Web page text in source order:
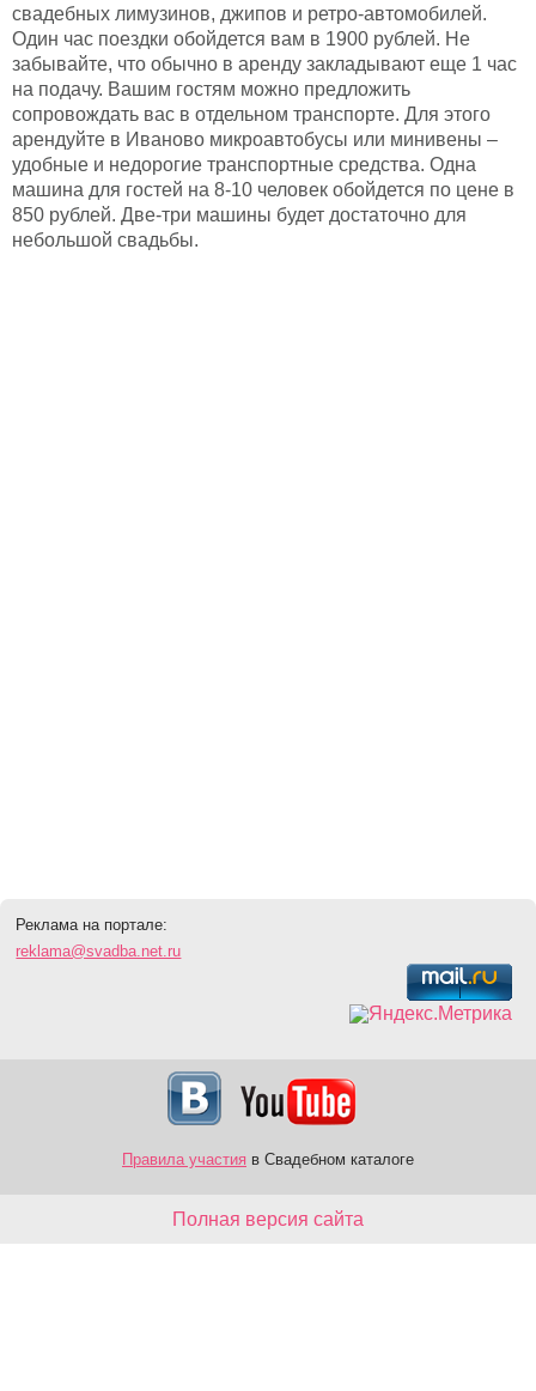
свадебных лимузинов, джипов и ретро-автомобилей.
Один час поездки обойдется вам в 1900 рублей. Не
забывайте, что обычно в аренду закладывают еще 1 час
на подачу. Вашим гостям можно предложить
сопровождать вас в отдельном транспорте. Для этого
арендуйте в Иваново микроавтобусы или минивены –
удобные и недорогие транспортные средства. Одна
машина для гостей на 8-10 человек обойдется по цене в
850 рублей. Две-три машины будет достаточно для
небольшой свадьбы.
Реклама на портале:
reklama@svadba.net.ru
Правила участия в Свадебном каталоге
Полная версия сайта